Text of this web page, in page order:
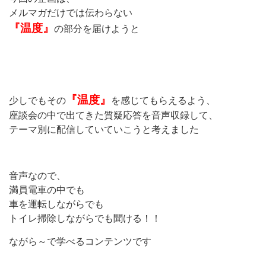
メルマガだけでは伝わらない
『温度』 の部分を届けようと
少しでもその 『温度』
を感じてもらえるよう、
座談会の中で出てきた質疑応答を音声収録して、
テーマ別に配信していていこうと考えました
音声なので、
満員電車の中でも
車を運転しながらでも
トイレ掃除しながらでも聞ける！！
ながら～で学べるコンテンツです